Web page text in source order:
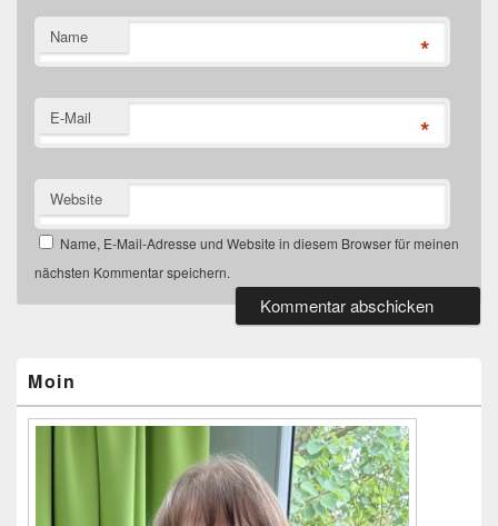
Name *
E-Mail *
Website
Name, E-Mail-Adresse und Website in diesem Browser für meinen
nächsten Kommentar speichern.
Widgetbereich
Moin